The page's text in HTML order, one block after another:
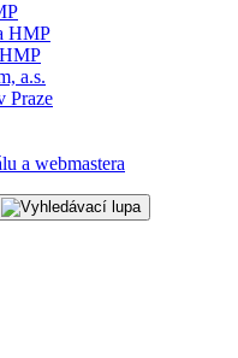
HMP
a.s.
Praze
a webmastera